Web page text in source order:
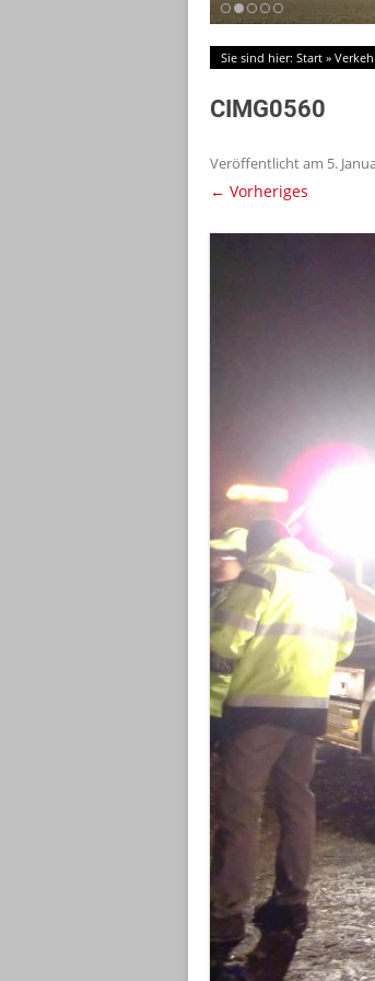
Sie sind hier: Start »
CIMG0560
Veröffentlicht am 5.
← Vorheriges